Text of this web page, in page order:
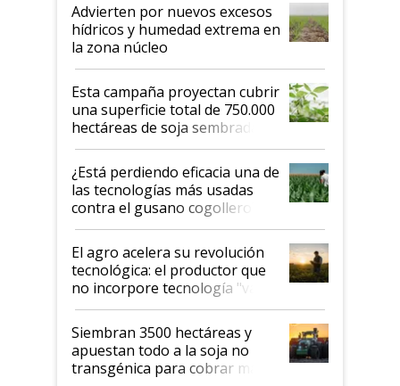
Advierten por nuevos excesos
hídricos y humedad extrema en
la zona núcleo
Esta campaña proyectan cubrir
una superficie total de 750.000
hectáreas de soja sembradas
con una nueva generación de
variedades que marcan un
salto tecnológico en genética y
rendimiento
¿Está perdiendo eficacia una de
las tecnologías más usadas
contra el gusano cogollero? El
desafío de una tecnología clave
El agro acelera su revolución
tecnológica: el productor que
no incorpore tecnología "va a
perder el tren"
Siembran 3500 hectáreas y
apuestan todo a la soja no
transgénica para cobrar más